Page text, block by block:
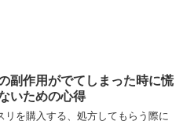
副作用がでてしまった時に慌
いための心得
リを購入する、処方してもらう際に